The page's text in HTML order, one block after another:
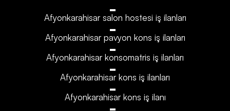
Afyonkarahisar‎‎‎‎ salon hostesi iş ilanları
Afyonkarahisar‎‎‎‎ pavyon kons iş ilanları
Afyonkarahisar‎‎‎‎ konsomatris iş ilanları
Afyonkarahisar‎‎‎‎ kons iş ilanları
Afyonkarahisar‎‎‎‎ kons iş ilanı